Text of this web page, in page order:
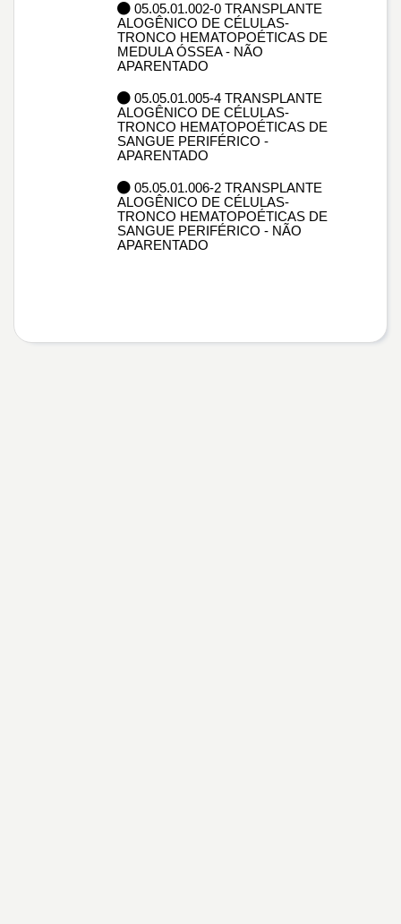
05.05.01.002-0 TRANSPLANTE
ALOGÊNICO DE CÉLULAS-
TRONCO HEMATOPOÉTICAS DE
MEDULA ÓSSEA - NÃO
APARENTADO
05.05.01.005-4 TRANSPLANTE
ALOGÊNICO DE CÉLULAS-
TRONCO HEMATOPOÉTICAS DE
SANGUE PERIFÉRICO -
APARENTADO
05.05.01.006-2 TRANSPLANTE
ALOGÊNICO DE CÉLULAS-
TRONCO HEMATOPOÉTICAS DE
SANGUE PERIFÉRICO - NÃO
APARENTADO